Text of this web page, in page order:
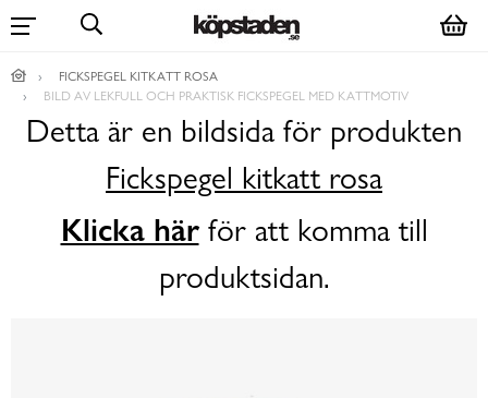
FICKSPEGEL KITKATT ROSA
BILD AV LEKFULL OCH PRAKTISK FICKSPEGEL MED KATTMOTIV
Detta är en bildsida för produkten
Fickspegel kitkatt rosa
Klicka härför att komma till
produktsidan.